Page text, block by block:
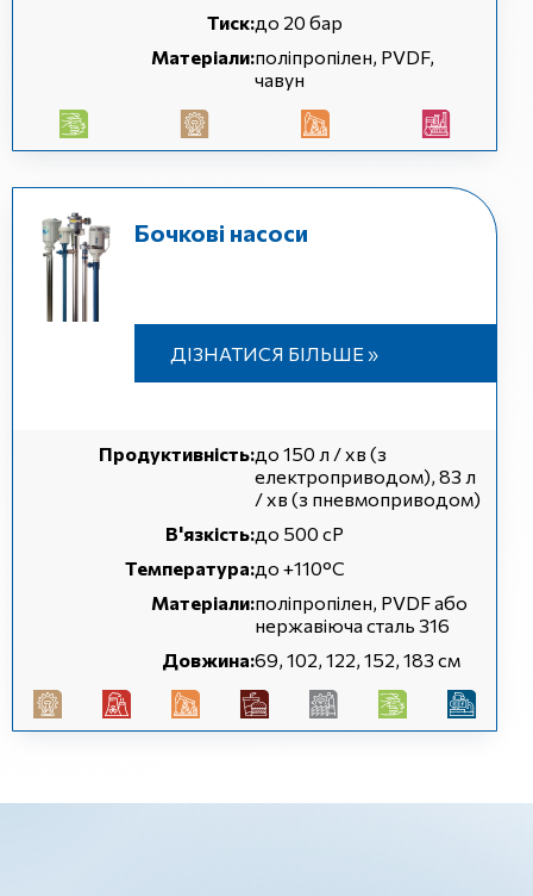
Тиск:до 20 бар
Матеріали:поліпропілен, PVDF,
чавун
Бочкові насоси
ДІЗНАТИСЯ БІЛЬШЕ »
Продуктивність:до 150 л / хв (з
електроприводом), 83 л
/ хв (з пневмоприводом)
В'язкість:до 500 сР
Температура:до +110°С
Матеріали:поліпропілен, PVDF або
нержавіюча сталь 316
Довжина:69, 102, 122, 152, 183 см